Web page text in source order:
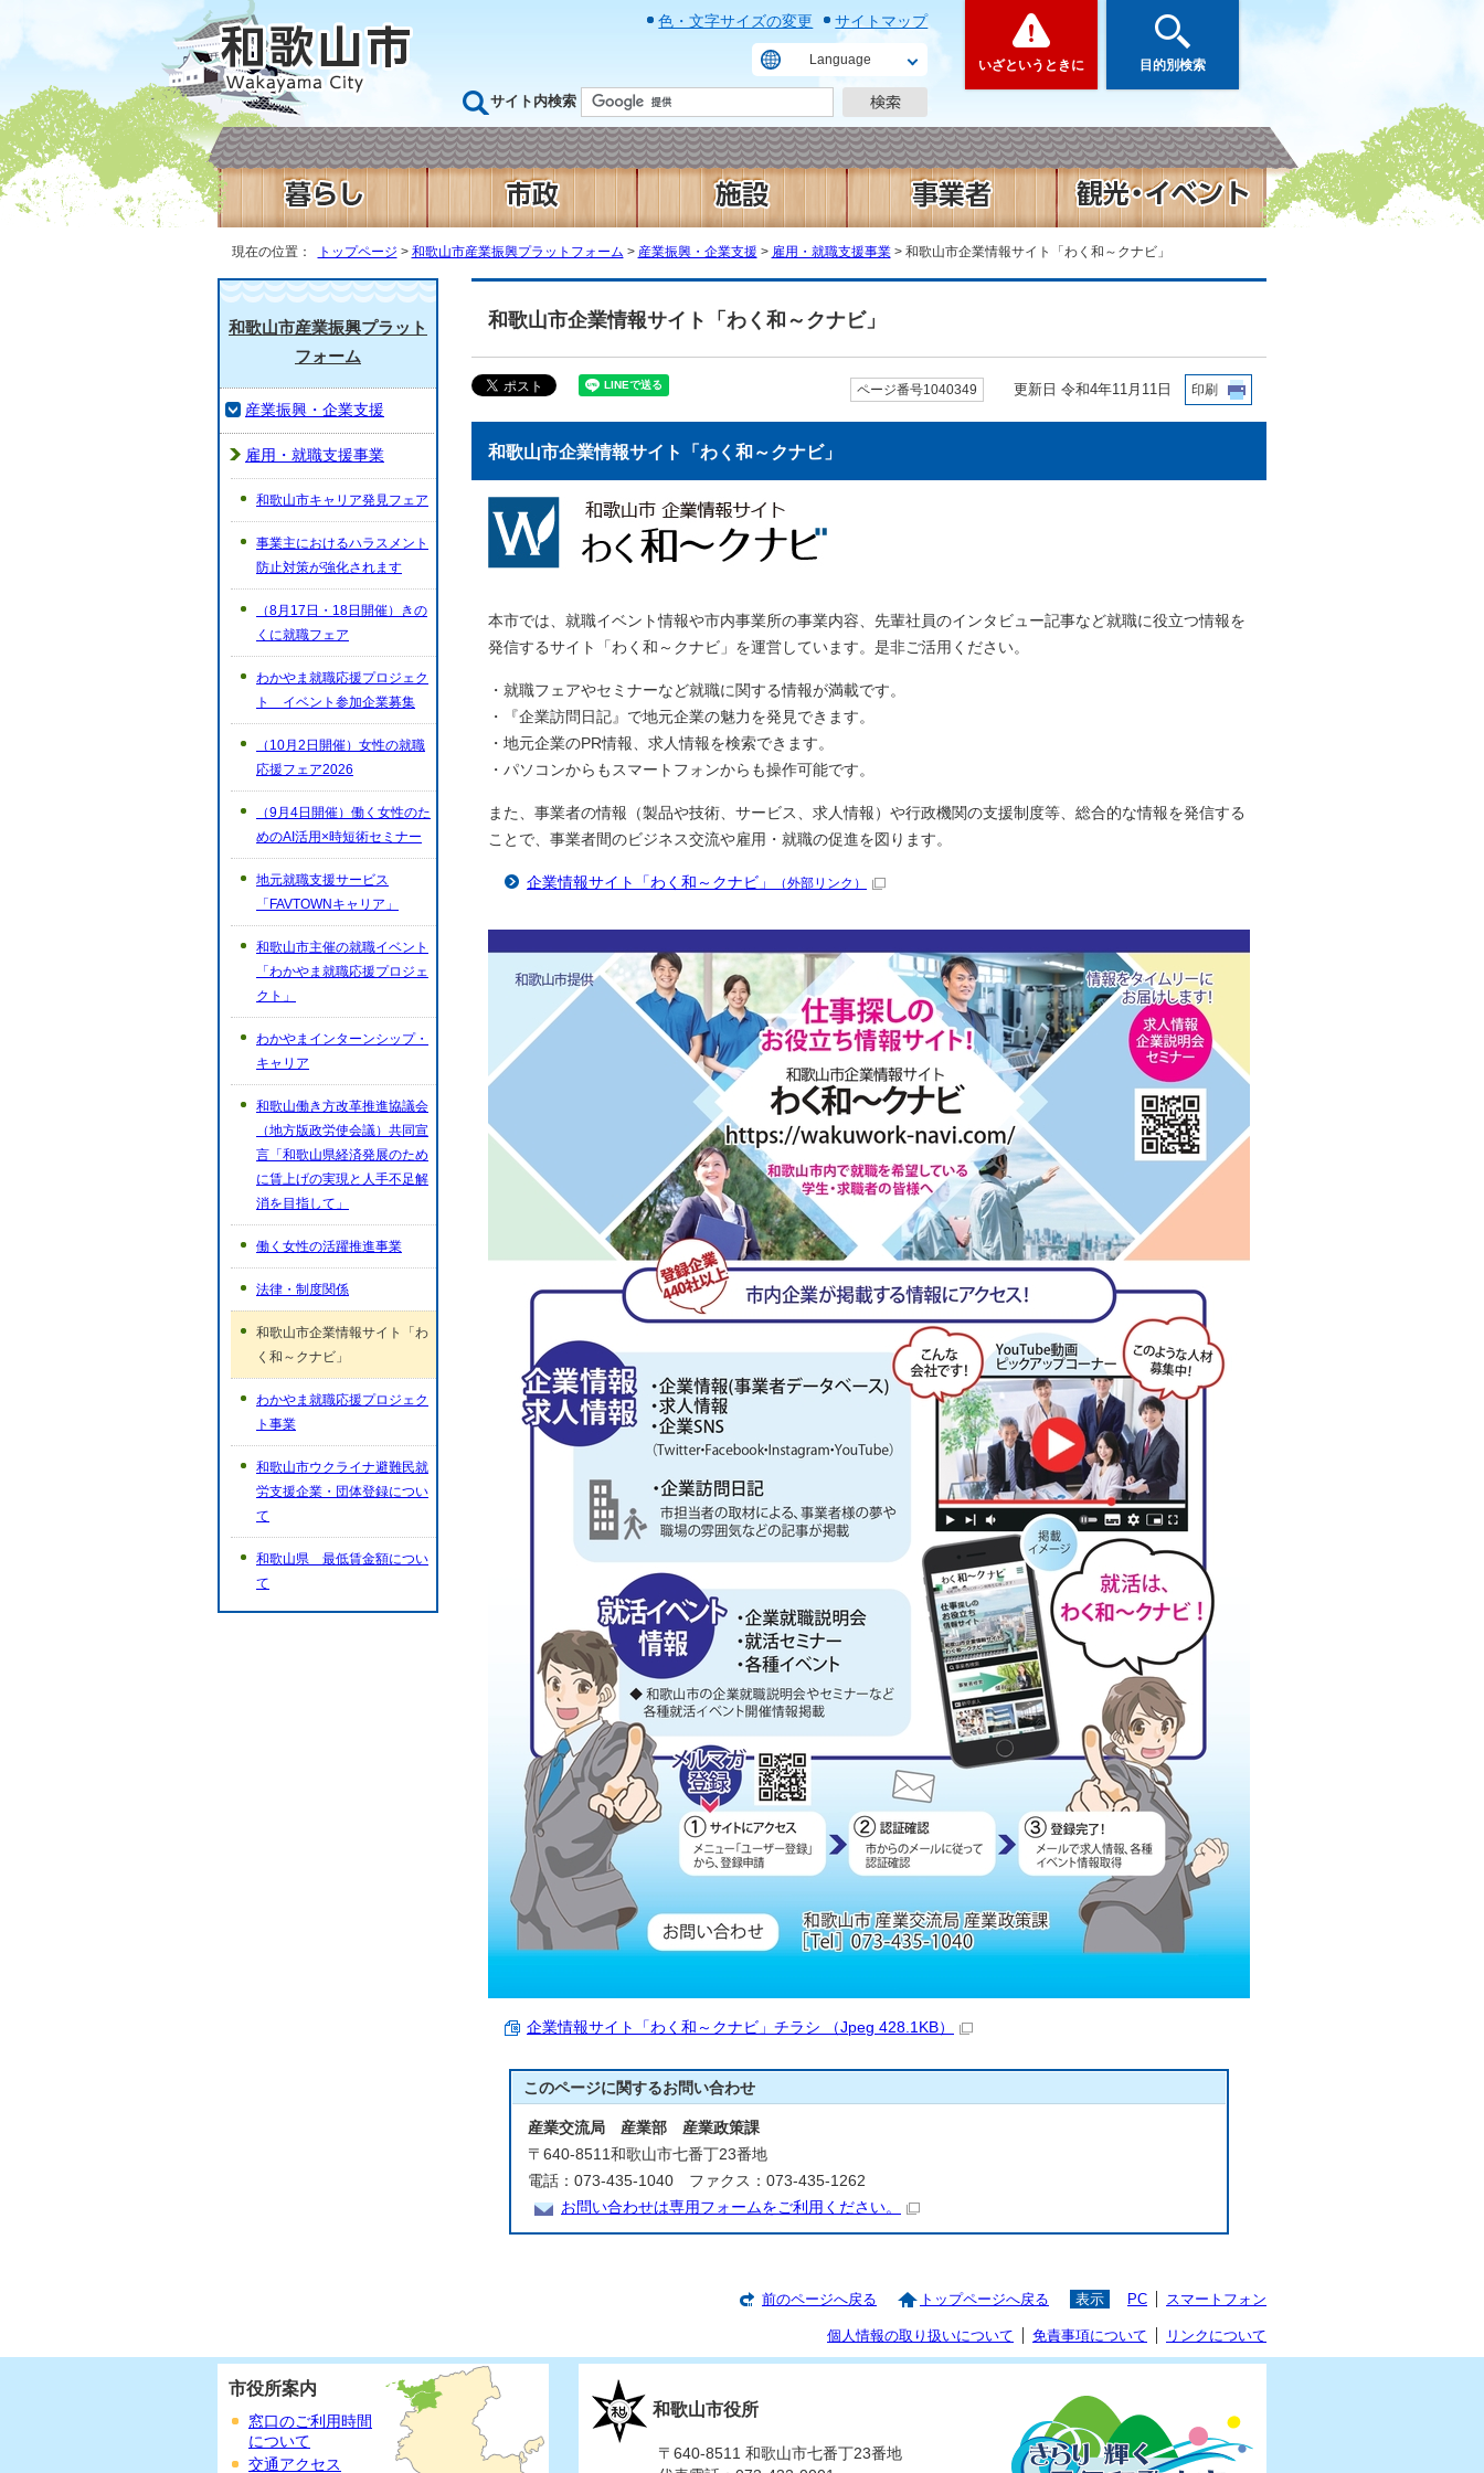
色・文字サイズの変更 サイトマップ
Language
サイト内検索
いざというときに 目的別検索
現在の位置： トップページ > 和歌山市産業振興プラットフォーム > 産業振興・企業支援 > 雇用・就職支援事業> 和歌山市企業情報サイト「わく和～クナビ」
和歌山市企業情報サイト「わく和～クナビ」
ページ番号1040349 更新日 令和4年11月11日 印刷
和歌山市企業情報サイト「わく和～クナビ」
本市では、就職イベント情報や市内事業所の事業内容、先輩社員のインタビュー記事など就職に役立つ情報を
発信するサイト「わく和～クナビ」を運営しています。是非ご活用ください。
・就職フェアやセミナーなど就職に関する情報が満載です。
・『企業訪問日記』で地元企業の魅力を発見できます。
・地元企業のPR情報、求人情報を検索できます。
・パソコンからもスマートフォンからも操作可能です。
また、事業者の情報（製品や技術、サービス、求人情報）や行政機関の支援制度等、総合的な情報を発信する
ことで、事業者間のビジネス交流や雇用・就職の促進を図ります。
企業情報サイト「わく和～クナビ」 （外部リンク）
企業情報サイト「わく和～クナビ」チラシ （Jpeg 428.1KB）
このページに関するお問い合わせ
産業交流局 産業部 産業政策課
〒640-8511和歌山市七番丁23番地
電話：073-435-1040 ファクス：073-435-1262
お問い合わせは専用フォームをご利用ください。
和歌山市産業振興プラット
フォーム
産業振興・企業支援
雇用・就職支援事業
和歌山市キャリア発見フェア
事業主におけるハラスメント
防止対策が強化されます
（8月17日・18日開催）きの
くに就職フェア
わかやま就職応援プロジェク
ト イベント参加企業募集
（10月2日開催）女性の就職
応援フェア2026
（9月4日開催）働く女性のた
めのAI活用×時短術セミナー
地元就職支援サービス
「FAVTOWNキャリア」
和歌山市主催の就職イベント
「わかやま就職応援プロジェ
クト」
わかやまインターンシップ・
キャリア
和歌山働き方改革推進協議会
（地方版政労使会議）共同宣
言「和歌山県経済発展のため
に賃上げの実現と人手不足解
消を目指して」
働く女性の活躍推進事業
法律・制度関係
和歌山市企業情報サイト「わ
く和～クナビ」
わかやま就職応援プロジェク
ト事業
和歌山市ウクライナ避難民就
労支援企業・団体登録につい
て
和歌山県 最低賃金額につい
て
前のページへ戻る トップページへ戻る 表示 PC スマートフォン
個人情報の取り扱いについて 免責事項について リンクについて
市役所案内
窓口のご利用時間
について
交通アクセス
和歌山市役所
〒640-8511 和歌山市七番丁23番地